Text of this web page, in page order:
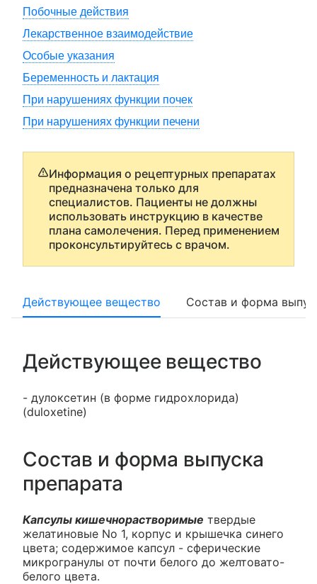
Побочные действия
Лекарственное взаимодействие
Особые указания
Беременность и лактация
При нарушениях функции почек
При нарушениях функции печени
Информация о рецептурных препаратах
предназначена только для
специалистов. Пациенты не должны
использовать инструкцию в качестве
плана самолечения. Перед применением
проконсультируйтесь с врачом.
Действующее вещество Состав и форма
Действующее вещество
- дулоксетин (в форме гидрохлорида)
(duloxetine)
Состав и форма выпуска
препарата
Капсулы кишечнорастворимые твердые
желатиновые No 1, корпус и крышечка синего
цвета; содержимое капсул - сферические
микрогранулы от почти белого до желтовато-
белого цвета.